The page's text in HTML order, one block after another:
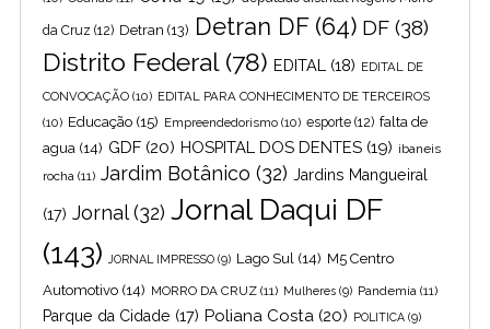
da Cruz (12) Detran (13) Detran DF(64) DF (38)
Distrito Federal(78) EDITAL (18) EDITAL DE
CONVOCAÇÃO (10) EDITAL PARA CONHECIMENTO DE TERCEIROS
(10) Educação (15) Empreendedorismo (10) esporte (12) falta de
agua (14) GDF (20) HOSPITAL DOS DENTES (19) ibaneis
rocha (11) Jardim Botânico (32) Jardins Mangueiral
(17) Jornal(32) Jornal Daqui DF
(143)
JORNAL IMPRESSO (9) Lago Sul (14) M5 Centro
Automotivo (14) MORRO DA CRUZ (11) Mulheres (9) Pandemia (11)
Parque da Cidade (17) Poliana Costa (20) POLITICA (9)